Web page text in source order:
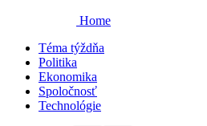
Home
Téma týždňa
Politika
Ekonomika
Spoločnosť
Technológie